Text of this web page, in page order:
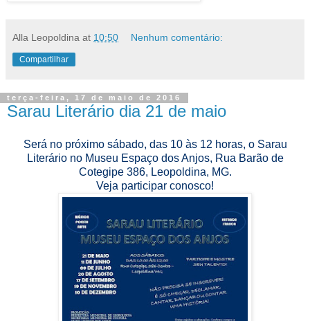
Alla Leopoldina at 10:50 Nenhum comentário:
Compartilhar
terça-feira, 17 de maio de 2016
Sarau Literário dia 21 de maio
Será no próximo sábado, das 10 às 12 horas, o Sarau
Literário no Museu Espaço dos Anjos, Rua Barão de
Cotegipe 386, Leopoldina, MG.
Veja participar conosco!